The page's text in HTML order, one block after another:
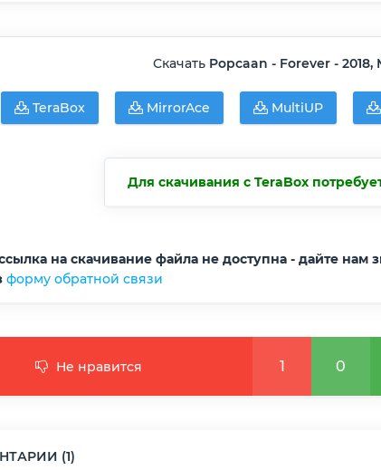
Скачать Popcaan - Forever - 2018,
TeraBox MirrorAce MultiUP
Для скачивания с TeraBox
на скачивание файла не доступна - дайте нам
форму обратной связи
Не нравится 1 0
(1)